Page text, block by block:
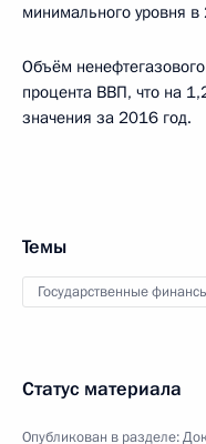
минимального уровня в
Объём
процента ВВП, что на
значения за 2016 год.
Темы
Государственные
Статус материала
Опубликован в разделе: